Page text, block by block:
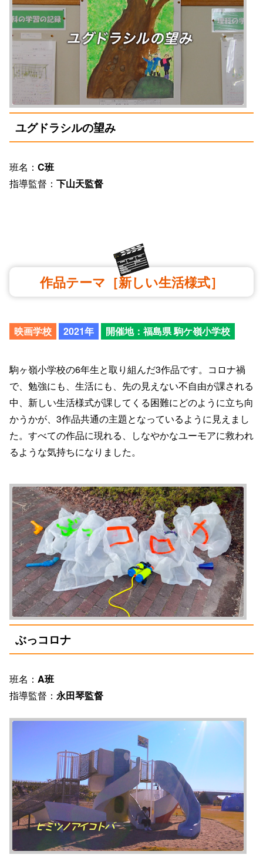
ユグドラシルの望み
班名： C班
指導監督： 下山天監督
作品テーマ［新しい生活様式］
映画学校 2021年 開催地：福島県 駒ケ嶺小学校
駒ヶ嶺小学校の6年生と取り組んだ3作品です。コロナ禍
で、勉強にも、生活にも、先の見えない不自由が課される
中、新しい生活様式が課してくる困難にどのように立ち向
かうかが、3作品共通の主題となっているように見えまし
た。すべての作品に現れる、しなやかなユーモアに救われ
るような気持ちになりました。
ぶっコロナ
班名： A班
指導監督： 永田琴監督